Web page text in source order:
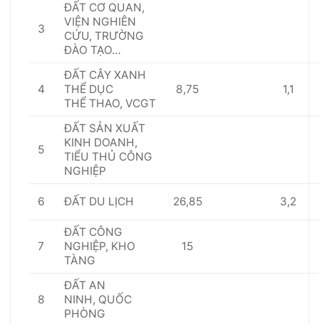
3
ĐẤT CƠ QUAN,
VIỆN NGHIÊN
CỨU, TRƯỜNG
ĐÀO TẠO…
4
ĐẤT CÂY XANH
THỂ DỤC
THỂTHAO, VCGT
8,75 1,1
5
ĐẤT SẢN XUẤT
KINH DOANH,
TIỂU THỦ CÔNG
NGHIỆP
6 ĐẤT DU LỊCH 26,85 3,2
7
ĐẤT CÔNG
NGHIỆP, KHO
TÀNG
15
8
ĐẤT AN
NINH, QUỐC
PHÒNG